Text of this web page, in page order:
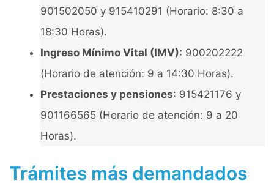
901502050 y 915410291 (Horario: 8:30 a
18:30 Horas).
Ingreso Mínimo Vital (IMV): 900202222
(Horario de atención: 9 a 14:30 Horas).
Prestaciones y pensiones: 915421176 y
901166565 (Horario de atención: 9 a 20
Horas).
Trámites más demandados